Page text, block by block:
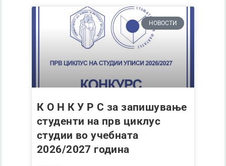
НОВОСТИ
К О Н К У Р С за запишување
студенти на прв циклус
студии во учебната
2026/2027 година